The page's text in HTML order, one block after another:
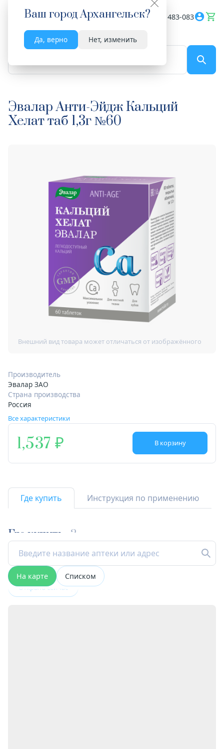
Ваш городАрхангельск?
Да, верно Нет, изменить
Весь сайт 8182 483-083
Эвалар Анти-Эйдж Кальций
Хелат таб 1,3г №60
Производитель
Эвалар ЗАО
Страна производства
Россия
Все характеристики
1,537 В корзину
Где купить Инструкция по применению
Где купить 2
На карте Списком
Открыта сейчас